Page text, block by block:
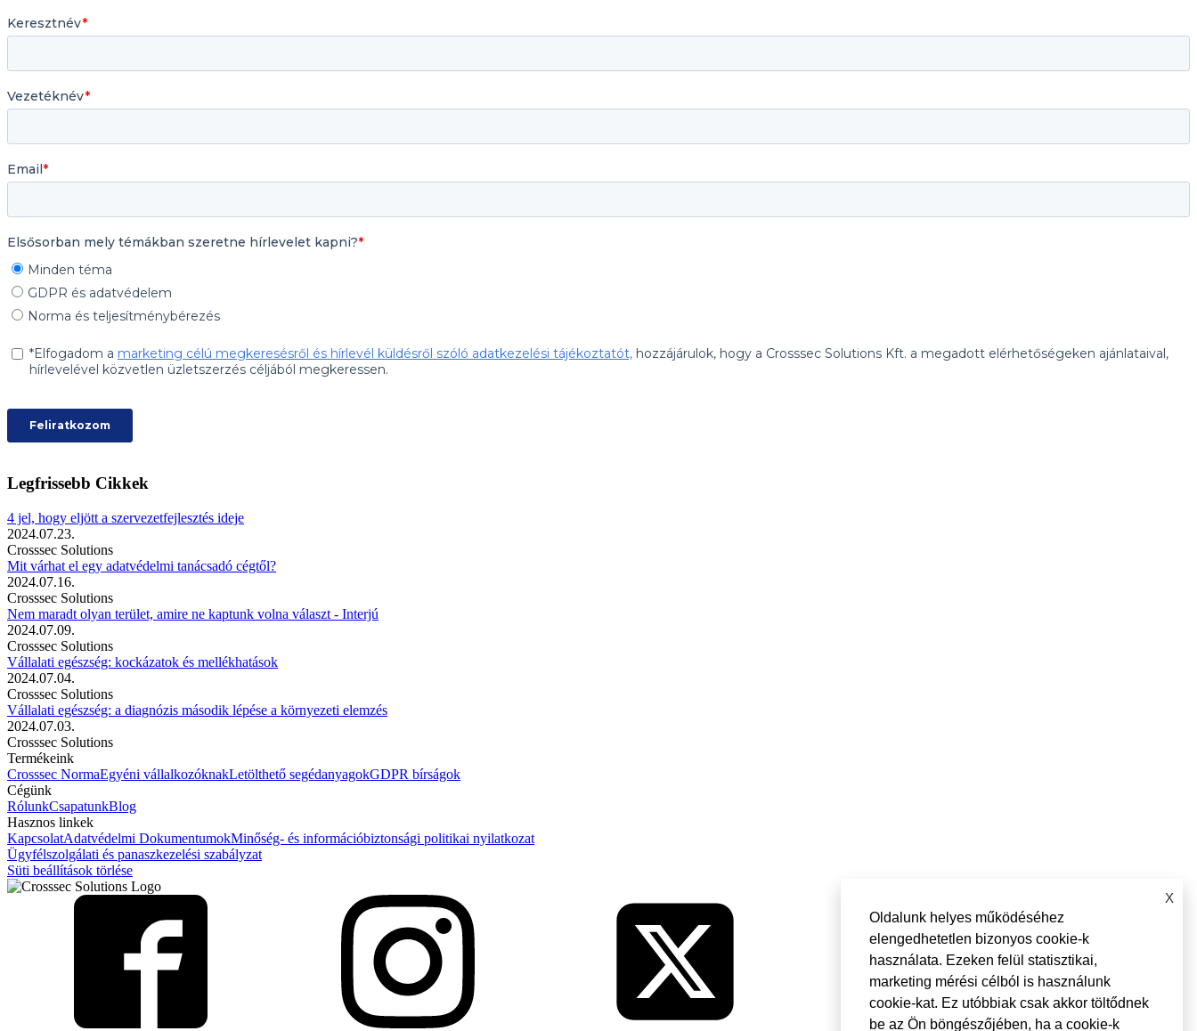
Oldalunk helyes működéséhez
elengedhetetlen bizonyos cookie-k
használata. Ezeken felül statisztikai,
marketing mérési célból is használunk
cookie-kat. Ez utóbbiak csak akkor töltődnek
be az Ön böngészőjében, ha a cookie-k
X
Legfrissebb Cikkek
4 jel, hogy eljött a szervezetfejlesztés ideje
2024.07.23.
Crosssec Solutions
Mit várhat el egy adatvédelmi tanácsadó cégtől?
2024.07.16.
Crosssec Solutions
Nem maradt olyan terület, amire ne kaptunk volna választ - Interjú
2024.07.09.
Crosssec Solutions
Vállalati egészség: kockázatok és mellékhatások
2024.07.04.
Crosssec Solutions
Vállalati egészség: a diagnózis második lépése a környezeti elemzés
2024.07.03.
Crosssec Solutions
Termékeink
Crosssec NormaEgyéni vállalkozóknakLetölthető segédanyagokGDPR bírságok
Cégünk
RólunkCsapatunkBlog
Hasznos linkek
KapcsolatAdatvédelmi DokumentumokMinőség- és információbiztonsági politikai nyilatkozat
Ügyfélszolgálati és panaszkezelési szabályzat
Süti beállítások törlése